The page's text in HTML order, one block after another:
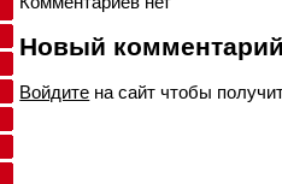
Новый
Войдите на сайт чтобы